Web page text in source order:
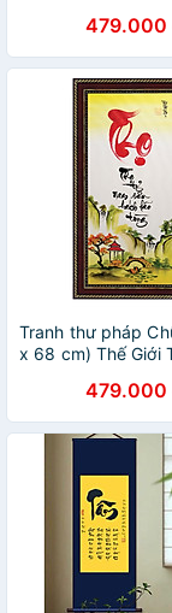
479.000
Tranh thư pháp
x 68 cm) Thế Giới
479.000